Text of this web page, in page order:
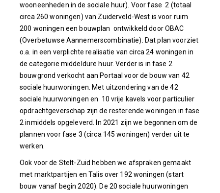
wooneenheden in de sociale huur). Voor fase 2 (totaal
circa 260 woningen) van Zuiderveld-West is voor ruim
200 woningen een bouwplan ontwikkeld door OBAC
(Overbetuwse Aannemerscombinatie). Dat plan voorziet
o.a. in een verplichte realisatie van circa 24 woningen in
de categorie middeldure huur. Verder is in fase 2
bouwgrond verkocht aan Portaal voor de bouw van 42
sociale huurwoningen. Met uitzondering van de 42
sociale huurwoningen en 10 vrije kavels voor particulier
opdrachtgeverschap zijn de resterende woningen in fase
2 inmiddels opgeleverd. In 2021 zijn we begonnen om de
plannen voor fase 3 (circa 145 woningen) verder uit te
werken.
Ook voor de Stelt-Zuid hebben we afspraken gemaakt
met marktpartijen en Talis over 192 woningen (start
bouw vanaf begin 2020). De 20 sociale huurwoningen